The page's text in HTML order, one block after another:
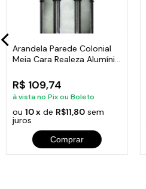
Arandela Parede Colonial
Meia Cara Realeza Alumínio
R$ 109,74
à vista no Pix ou Boleto
ou 10 xde R$11,80sem
juros
Comprar